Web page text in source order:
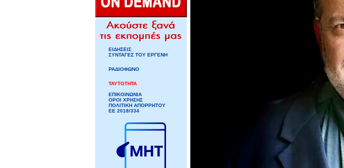
ΕΙΔΗΣΕΙΣ
ΣΥΝΤΑΓΕΣ ΤΟΥ ΕΡΓΕΝΗ
ΡΑΔΙΟΦΩΝΟ
ΤΑΥΤΟΤΗΤΑ
ΕΠΙΚΟΙΝΩΝΙΑ
ΟΡΟΙ ΧΡΗΣΗΣ
ΠΟΛΙΤΙΚΗ ΑΠΟΡΡΗΤΟΥ
ΕΕ 2018/334